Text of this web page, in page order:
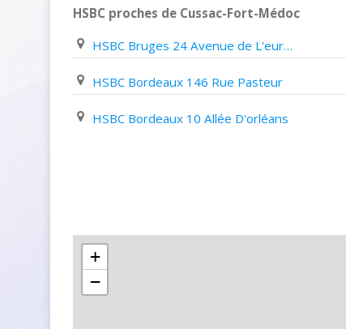
HSBC proches de Cussac-Fort-Médoc
HSBC Bruges 24 Avenue de L'europe
HSBC Bordeaux 146 Rue Pasteur
HSBC Bordeaux 10 Allée D'orléans
+
−